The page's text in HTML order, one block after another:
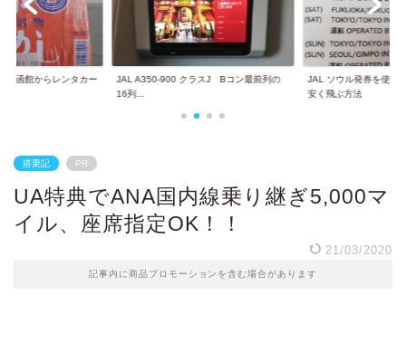
函館からレンタカー
JAL A350-900 クラスJ Bコン最前列の
16列...
JAL ソウル発券を使っ
安く飛ぶ方法
搭乗記 PR
UA特典でANA国内線乗り継ぎ5,000マ
イル、座席指定OK！！
21/03/2020
記事内に商品プロモーションを含む場合があります